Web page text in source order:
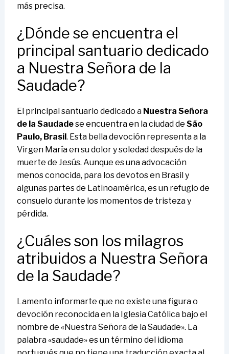
más precisa.
¿Dónde se encuentra el
principal santuario dedicado
a Nuestra Señora de la
Saudade?
El principal santuario dedicado a Nuestra Señora
de la Saudadese encuentra en la ciudad de São
Paulo, Brasil. Esta bella devoción representa a la
Virgen María en su dolor y soledad después de la
muerte de Jesús. Aunque es una advocación
menos conocida, para los devotos en Brasil y
algunas partes de Latinoamérica, es un refugio de
consuelo durante los momentos de tristeza y
pérdida.
¿Cuáles son los milagros
atribuidos a Nuestra Señora
de la Saudade?
Lamento informarte que no existe una figura o
devoción reconocida en la Iglesia Católica bajo el
nombre de «Nuestra Señora de la Saudade». La
palabra «saudade» es un término del idioma